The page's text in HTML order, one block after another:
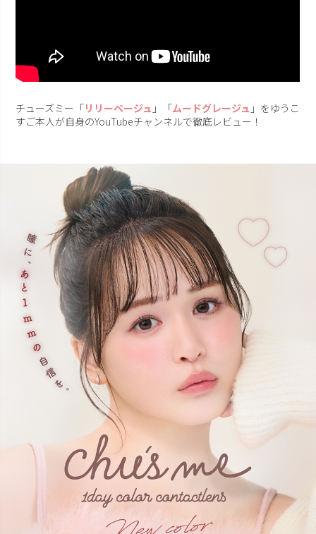
チューズミー「リリーベージュ 」「ムードグレージュ 」をゆうこ
すご本人が自身のYouTubeチャンネルで徹底レビュー！